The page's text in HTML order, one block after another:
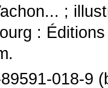
;
:
018-9